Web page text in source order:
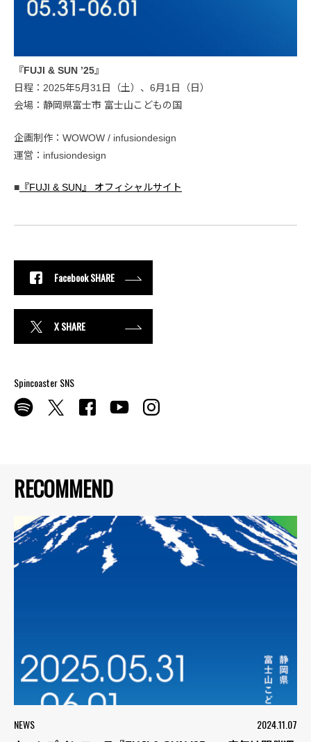
RECOMMEND
NEWS 2024.11.07
『FUJI & SUN ’25』
日程：2025年5月31日（土）、6月1日（日）
会場：静岡県富士市 富士山こどもの国
企画制作：WOWOW / infusiondesign
運営：infusiondesign
■ 『FUJI & SUN』 オフィシャルサイト
Facebook SHARE
X SHARE
Spincoaster SNS